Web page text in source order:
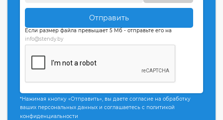
Отправить
Если размер файла превышает 5 Мб - отправьте его на
info@stendy.by
*Нажимая кнопку «Отправить», вы даете согласие на обработку
ваших персональных данных и соглашаетесь с политикой
конфиденциальности